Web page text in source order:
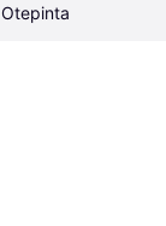
Otepinta